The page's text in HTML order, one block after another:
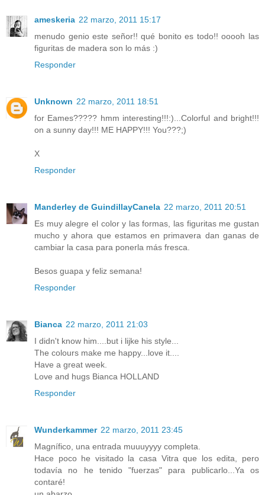
ameskeria 22 marzo, 2011 15:17
menudo genio este señor!! qué bonito es todo!! ooooh las
figuritas de madera son lo más :)
Responder
Unknown 22 marzo, 2011 18:51
for Eames????? hmm interesting!!!:)...Colorful and bright!!!
on a sunny day!!! ME HAPPY!!! You???;)
X
Responder
Manderley de GuindillayCanela 22 marzo, 2011 20:51
Es muy alegre el color y las formas, las figuritas me gustan
mucho y ahora que estamos en primavera dan ganas de
cambiar la casa para ponerla más fresca.
Besos guapa y feliz semana!
Responder
Bianca 22 marzo, 2011 21:03
I didn't know him....but i lijke his style...
The colours make me happy...love it....
Have a great week.
Love and hugs Bianca HOLLAND
Responder
Wunderkammer 22 marzo, 2011 23:45
Magnífico, una entrada muuuyyyy completa.
Hace poco he visitado la casa Vitra que los edita, pero
todavía no he tenido "fuerzas" para publicarlo...Ya os
contaré!